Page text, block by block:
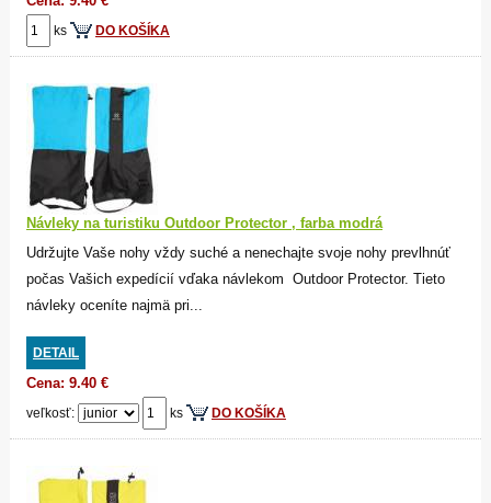
ks DO KOŠÍKA
Návleky na turistiku Outdoor Protector , farba modrá
Udržujte Vaše nohy vždy suché a nenechajte svoje nohy prevlhnúť
počas Vašich expedícií vďaka návlekom Outdoor Protector. Tieto
návleky oceníte najmä pri...
DETAIL
Cena: 9.40 €
veľkosť: ks DO KOŠÍKA